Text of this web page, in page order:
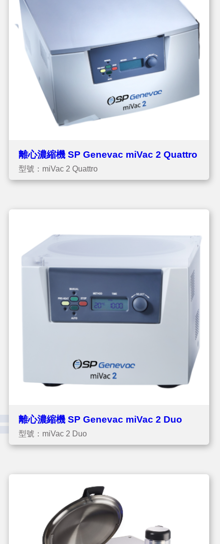
離心濃縮機 SP Genevac miVac 2 Quattro
型號：miVac 2 Quattro
離心濃縮機 SP Genevac miVac 2 Duo
型號：miVac 2 Duo